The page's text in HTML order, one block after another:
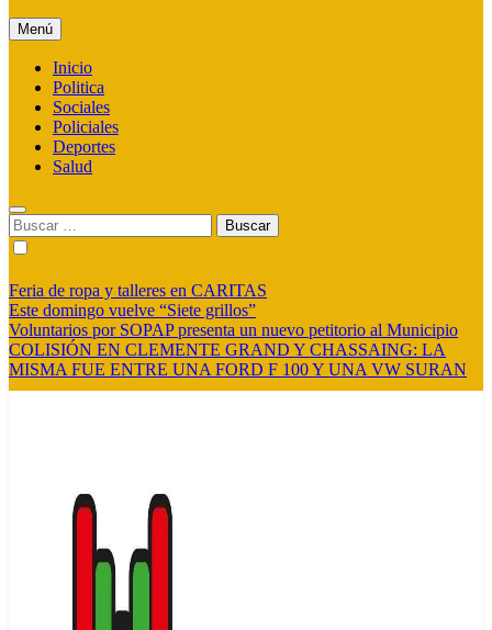
Menú
Inicio
Politica
Sociales
Policiales
Deportes
Salud
Buscar:
Feria de ropa y talleres en CARITAS
Este domingo vuelve “Siete grillos”
Voluntarios por SOPAP presenta un nuevo petitorio al Municipio
COLISIÓN EN CLEMENTE GRAND Y CHASSAING: LA
MISMA FUE ENTRE UNA FORD F 100 Y UNA VW SURAN